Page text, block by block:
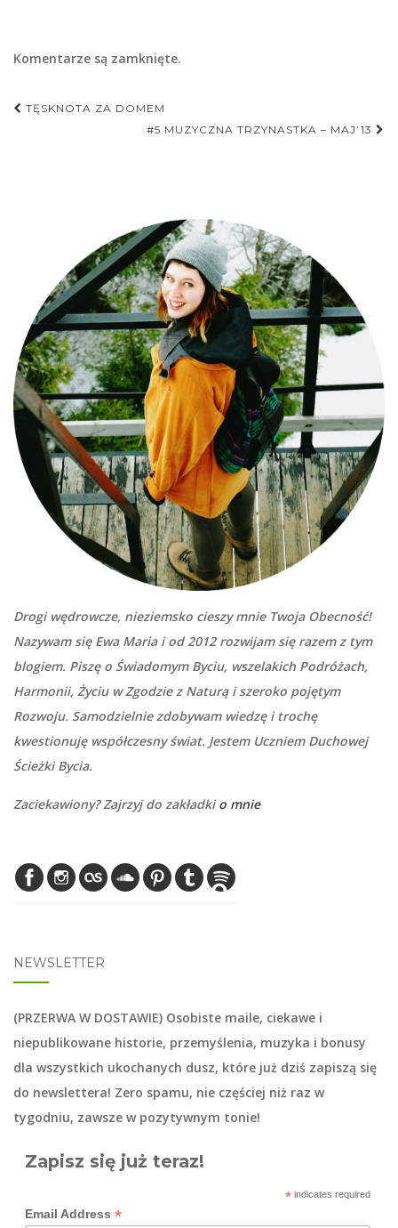
Komentarze są zamknięte.
Nawigacja
TĘSKNOTA ZA DOMEM
#5 MUZYCZNA TRZYNASTKA – MAJ’13
Drogi wędrowcze, nieziemsko cieszy mnie Twoja Obecność!
Nazywam się Ewa Maria i od 2012 rozwijam się razem z tym
blogiem. Piszę o Świadomym Byciu, wszelakich Podróżach,
Harmonii, Życiu w Zgodzie z Naturą i szeroko pojętym
Rozwoju. Samodzielnie zdobywam wiedzę i trochę
kwestionuję współczesny świat. Jestem Uczniem Duchowej
Ścieżki Bycia.
Zaciekawiony? Zajrzyj do zakładkio mnie
NEWSLETTER
(PRZERWA W DOSTAWIE) Osobiste maile, ciekawe i
niepublikowane historie, przemyślenia, muzyka i bonusy
dla wszystkich ukochanych dusz, które już dziś zapiszą się
do newslettera! Zero spamu, nie częściej niż raz w
tygodniu, zawsze w pozytywnym tonie!
Zapisz się już teraz!
*indicates required
Email Address *